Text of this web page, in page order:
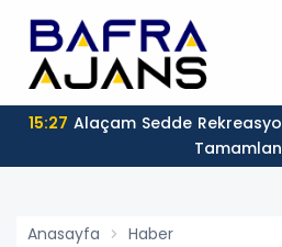
15:27
Anasayfa Haber